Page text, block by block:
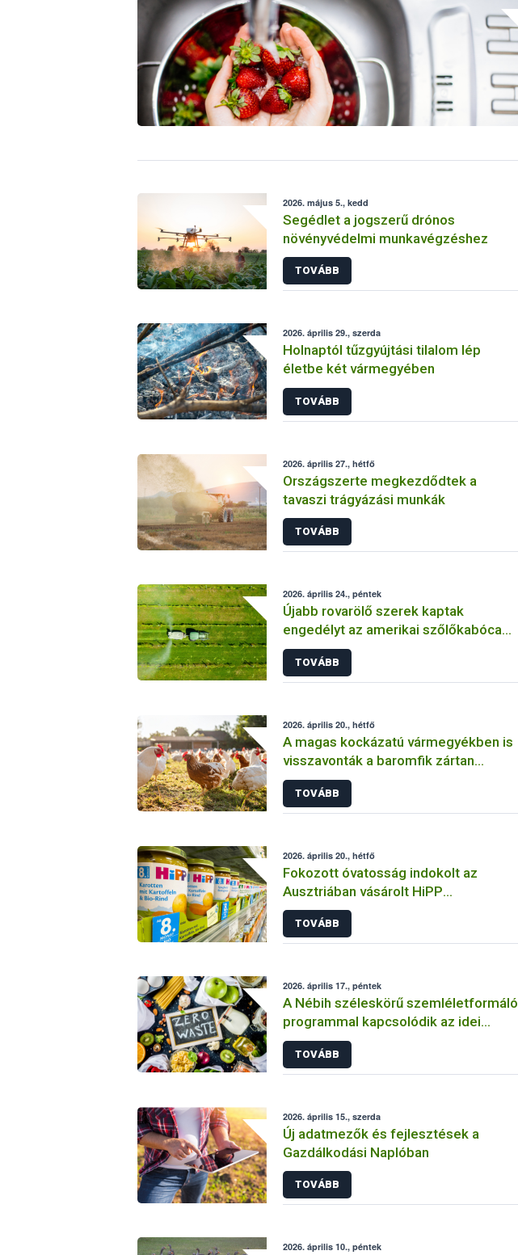
2026. május 5., kedd
Segédlet a jogszerű drónos
növényvédelmi munkavégzéshez
TOVÁBB
2026. április 29., szerda
Holnaptól tűzgyújtási tilalom lép
életbe két vármegyében
TOVÁBB
2026. április 27., hétfő
Országszerte megkezdődtek a
tavaszi trágyázási munkák
TOVÁBB
2026. április 24., péntek
Újabb rovarölő szerek kaptak
engedélyt az amerikai szőlőkabóca
elleni védekezésben
TOVÁBB
2026. április 20., hétfő
A magas kockázatú vármegyékben is
visszavonták a baromfik zártan
tartására vonatkozó határozatot
TOVÁBB
2026. április 20., hétfő
Fokozott óvatosság indokolt az
Ausztriában vásárolt HiPP
„sárgarépa-burgonya” bébiételeknél!
TOVÁBB
2026. április 17., péntek
A Nébih széleskörű szemléletformáló
programmal kapcsolódik az idei
Fenntarthatósági Témahéthez
TOVÁBB
2026. április 15., szerda
Új adatmezők és fejlesztések a
Gazdálkodási Naplóban
TOVÁBB
2026. április 10., péntek